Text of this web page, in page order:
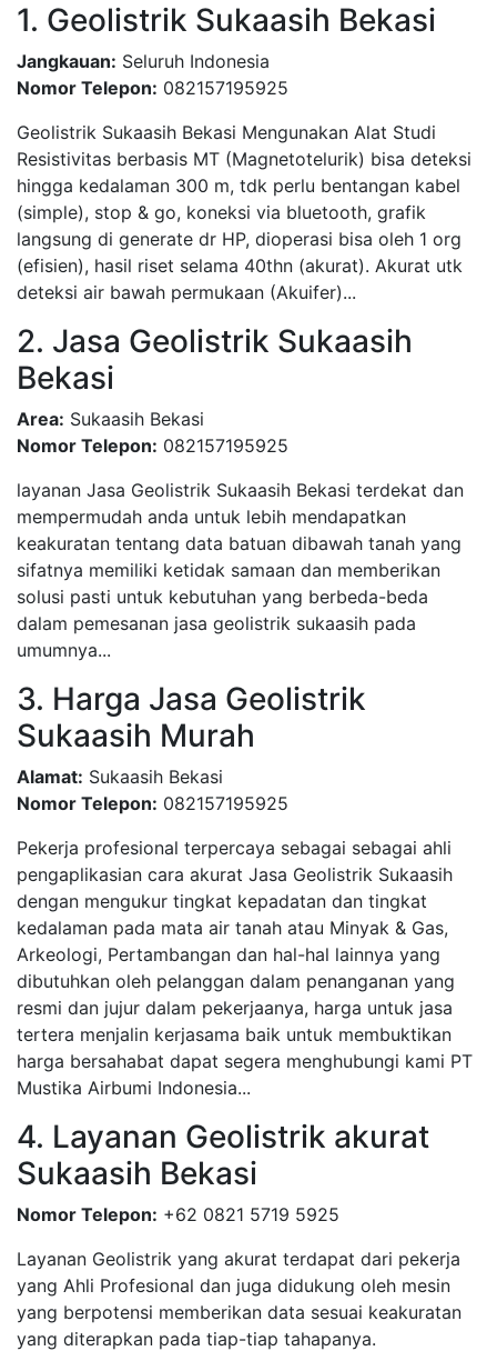
1. Geolistrik Sukaasih Bekasi
Jangkauan: Seluruh Indonesia
Nomor Telepon: 082157195925
Geolistrik Sukaasih Bekasi Mengunakan Alat Studi
Resistivitas berbasis MT (Magnetotelurik) bisa deteksi
hingga kedalaman 300 m, tdk perlu bentangan kabel
(simple), stop & go, koneksi via bluetooth, grafik
langsung di generate dr HP, dioperasi bisa oleh 1 org
(efisien), hasil riset selama 40thn (akurat). Akurat utk
deteksi air bawah permukaan (Akuifer)...
2. Jasa Geolistrik Sukaasih
Bekasi
Area: Sukaasih Bekasi
Nomor Telepon: 082157195925
layanan Jasa Geolistrik Sukaasih Bekasi terdekat dan
mempermudah anda untuk lebih mendapatkan
keakuratan tentang data batuan dibawah tanah yang
sifatnya memiliki ketidak samaan dan memberikan
solusi pasti untuk kebutuhan yang berbeda-beda
dalam pemesanan jasa geolistrik sukaasih pada
umumnya...
3. Harga Jasa Geolistrik
Sukaasih Murah
Alamat: Sukaasih Bekasi
Nomor Telepon: 082157195925
Pekerja profesional terpercaya sebagai sebagai ahli
pengaplikasian cara akurat Jasa Geolistrik Sukaasih
dengan mengukur tingkat kepadatan dan tingkat
kedalaman pada mata air tanah atau Minyak & Gas,
Arkeologi, Pertambangan dan hal-hal lainnya yang
dibutuhkan oleh pelanggan dalam penanganan yang
resmi dan jujur dalam pekerjaanya, harga untuk jasa
tertera menjalin kerjasama baik untuk membuktikan
harga bersahabat dapat segera menghubungi kami PT
Mustika Airbumi Indonesia...
4. Layanan Geolistrik akurat
Sukaasih Bekasi
Nomor Telepon: +62 0821 5719 5925
Layanan Geolistrik yang akurat terdapat dari pekerja
yang Ahli Profesional dan juga didukung oleh mesin
yang berpotensi memberikan data sesuai keakuratan
yang diterapkan pada tiap-tiap tahapanya.